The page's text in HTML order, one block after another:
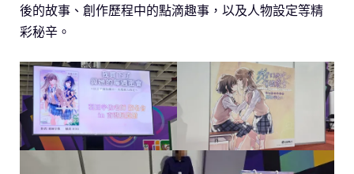
後的故事、創作歷程中的點滴趣事，以及人物設定等精
彩秘辛。